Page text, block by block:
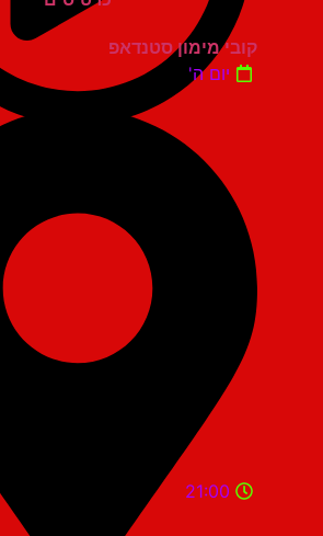
קובי מימון סטנדאפ
יום ה'
21:00